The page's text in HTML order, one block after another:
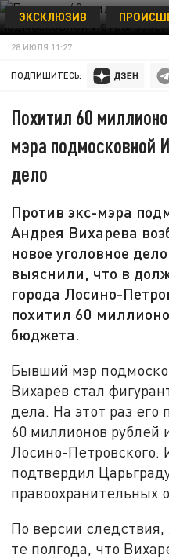
ЭКСКЛЮЗИВ
28 ИЮЛЯ 11:27
ПОДПИШИТЕСЬ:
Похитил 60
мэра подмосковной
дело
Против экс-мэра
Андрея Вихарева
новое уголовное
выяснили, что в
города Лосино-
похитил 60
бюджета.
Бывший мэр
Вихарев стал
дела. На этот раз
60 миллионов рублей
Лосино-Петровского.
подтвердил
правоохранительных
По версии
те полгода, что